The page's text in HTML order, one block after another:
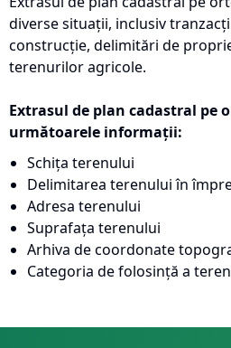
diverse situații, inclusiv
construcție, delimitări de
terenurilor agricole.
Extrasul de plan cadastral pe
următoarele informații:
Schița terenului
Delimitarea terenului în
Adresa terenului
Suprafața terenului
Arhiva de coordonate
Categoria de folosință a